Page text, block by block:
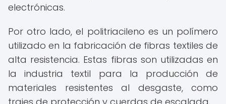
electrónicas.
Por otro lado, el politriacileno es un polímero
utilizado en la fabricación de fibras textiles de
alta resistencia. Estas fibras son utilizadas en
la industria textil para la producción de
materiales resistentes al desgaste, como